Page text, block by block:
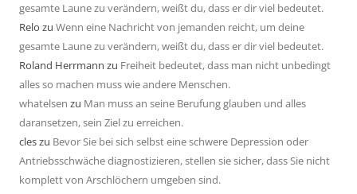
gesamte Laune zu verändern, weißt du, dass er dir viel bedeutet.
Relo zu Wenn eine Nachricht von jemanden reicht, um deine
gesamte Laune zu verändern, weißt du, dass er dir viel bedeutet.
Roland Herrmann zu Freiheit bedeutet, dass man nicht unbedingt
alles so machen muss wie andere Menschen.
whatelsen zu Man muss an seine Berufung glauben und alles
daransetzen, sein Ziel zu erreichen.
cleszu Bevor Sie bei sich selbst eine schwere Depression oder
Antriebsschwäche diagnostizieren, stellen sie sicher, dass Sie nicht
komplett von Arschlöchern umgeben sind.